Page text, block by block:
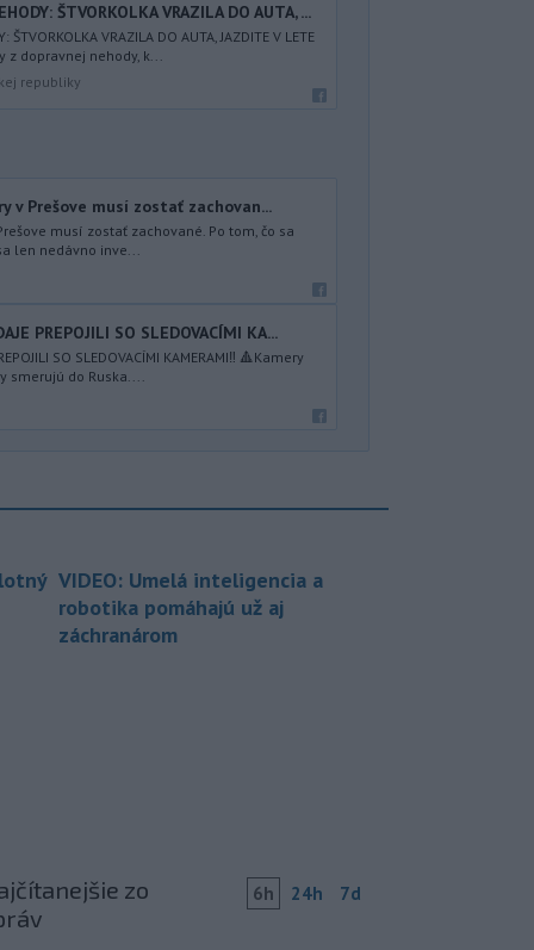
ŠTVORKOLKA VRAZILA DO AUTA, ...
ŠTVORKOLKA VRAZILA DO AUTA, JAZDITE V LETE
z dopravnej nehody, k...
republiky
v Prešove musí zostať zachovan...
musí zostať zachované. Po tom, čo sa
len nedávno inve...
PREPOJILI SO SLEDOVACÍMI KA...
SO SLEDOVACÍMI KAMERAMI‼️ 🔺Kamery
smerujú do Ruska....
VIDEO: Umelá inteligencia a
robotika pomáhajú už aj
záchranárom
zo
6h 24h 7d